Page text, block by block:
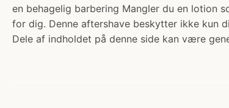
en behagelig barbering Mangler du en lotion
for dig. Denne aftershave beskytter ikke kun
Dele af indholdet på denne side kan være